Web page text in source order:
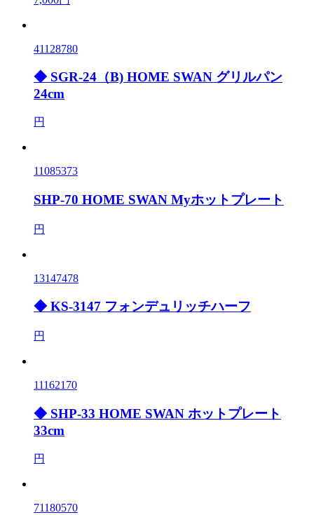
41128780
◆ SGR-24（B) HOME SWAN グリルパン
24cm
円
11085373
SHP-70 HOME SWAN Myホットプレート
円
13147478
◆ KS-3147 フォンデュリッチハーフ
円
11162170
◆ SHP-33 HOME SWAN ホットプレート
33cm
円
71180570